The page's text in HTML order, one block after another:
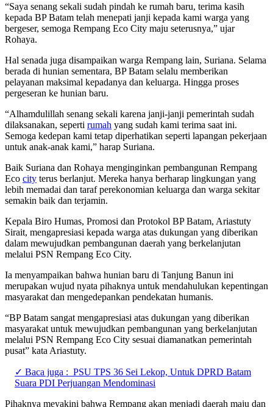
“Saya senang sekali sudah pindah ke rumah baru, terima kasih
kepada BP Batam telah menepati janji kepada kami warga yang
bergeser, semoga Rempang Eco City maju seterusnya,” ujar
Rohaya.
Hal senada juga disampaikan warga Rempang lain, Suriana. Selama
berada di hunian sementara, BP Batam selalu memberikan
pelayanan maksimal kepadanya dan keluarga. Hingga proses
pergeseran ke hunian baru.
“Alhamdulillah senang sekali karena janji-janji pemerintah sudah
dilaksanakan, seperti rumah yang sudah kami terima saat ini.
Semoga kedepan kami tetap diperhatikan seperti lapangan pekerjaan
untuk anak-anak kami,” harap Suriana.
Baik Suriana dan Rohaya menginginkan pembangunan Rempang
Eco city terus berlanjut. Mereka hanya berharap lingkungan yang
lebih memadai dan taraf perekonomian keluarga dan warga sekitar
semakin baik dan terjamin.
Kepala Biro Humas, Promosi dan Protokol BP Batam, Ariastuty
Sirait, mengapresiasi kepada warga atas dukungan yang diberikan
dalam mewujudkan pembangunan daerah yang berkelanjutan
melalui PSN Rempang Eco City.
Ia menyampaikan bahwa hunian baru di Tanjung Banun ini
merupakan wujud nyata pihaknya untuk mendahulukan kepentingan
masyarakat dan mengedepankan pendekatan humanis.
“BP Batam sangat mengapresiasi atas dukungan yang diberikan
masyarakat untuk mewujudkan pembangunan yang berkelanjutan
melalui PSN Rempang Eco City sesuai diamanatkan pemerintah
pusat” kata Ariastuty.
✓ Baca juga : PSU TPS 36 Sei Lekop, Untuk DPRD Batam
Suara PDI Perjuangan Mendominasi
Pihaknya meyakini bahwa Rempang akan menjadi daerah maju dan